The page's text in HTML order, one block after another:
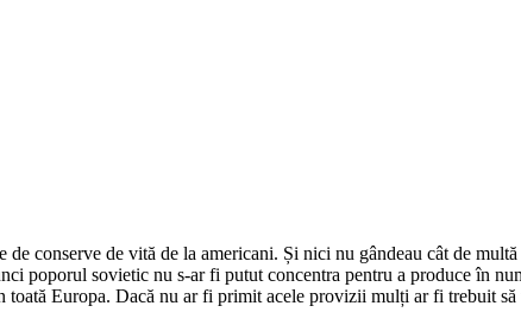
conserve de vită de la americani. Și nici nu gândeau cât de
poporul sovietic nu s-ar fi putut concentra pentru a produce în
Europa. Dacă nu ar fi primit acele provizii mulți ar fi trebuit